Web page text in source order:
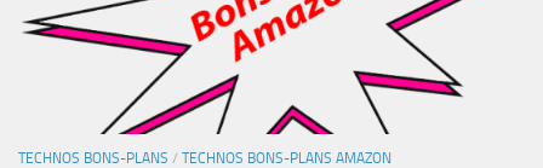
TECHNOS BONS-PLANS / TECHNOS BONS-PLANS AMAZON